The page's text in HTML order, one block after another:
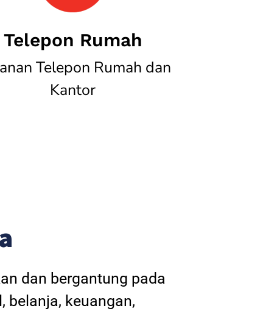
Telepon Rumah
Telepon Rumah dan
Kantor
dan bergantung pada
belanja, keuangan,